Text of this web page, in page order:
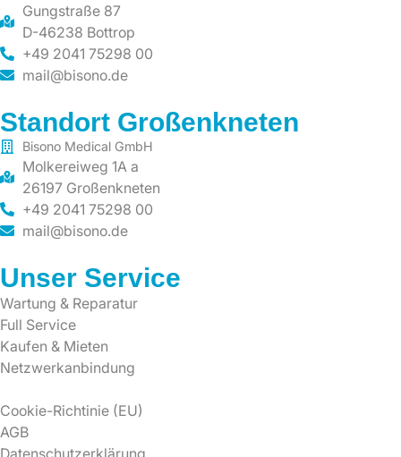
Gungstraße 87
D-46238 Bottrop
+49 2041 75298 00
mail@bisono.de
Standort Großenkneten
Bisono Medical GmbH
Molkereiweg 1A a
26197 Großenkneten
+49 2041 75298 00
mail@bisono.de
Unser Service
Wartung & Reparatur
Full Service
Kaufen & Mieten
Netzwerkanbindung
Cookie-Richtinie (EU)
AGB